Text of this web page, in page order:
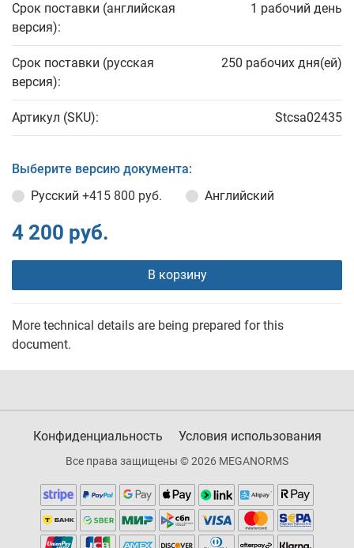
Срок поставки (английская
версия):
1 рабочий день
Срок поставки (русская
версия):
250 рабочих дня(ей)
Артикул (SKU): Stcsa02435
Выберите версию документа:
Русский +415 800 руб. Английский
4 200 руб.
В корзину
More technical details are being prepared for this
document.
Конфиденциальность Условия использования
Все права защищены © 2026 MEGANORMS